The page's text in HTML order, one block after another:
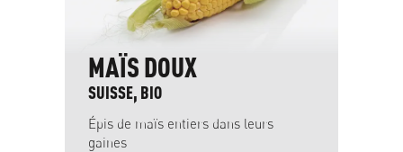
MAÏS DOUX
SUISSE, BIO
Épis de maïs entiers dans leurs
gaines